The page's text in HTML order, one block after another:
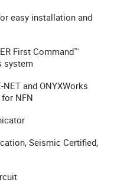
easy installation and
First Command™
system
and ONYXWorks
NFN
Seismic Certified,